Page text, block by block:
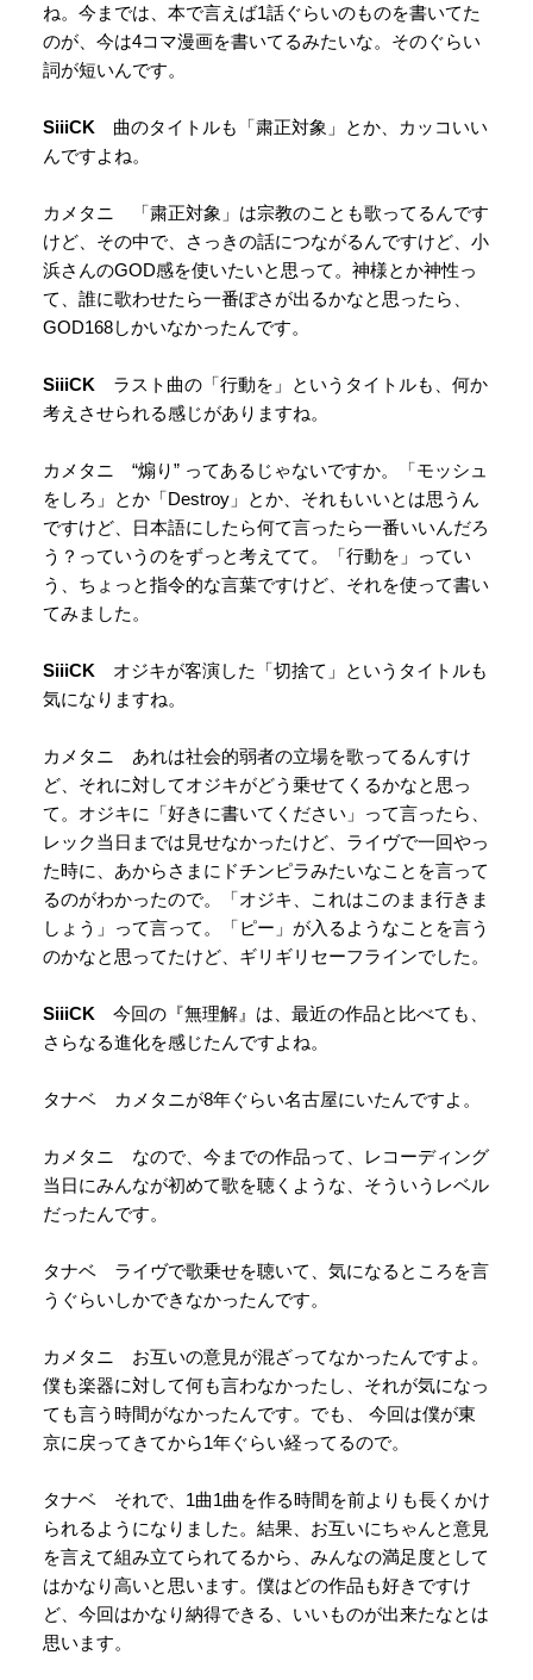
ね。今までは、本で言えば1話ぐらいのものを書いてた
のが、今は4コマ漫画を書いてるみたいな。そのぐらい
詞が短いんです。
SiiiCK 曲のタイトルも「粛正対象」とか、カッコいい
んですよね。
カメタニ 「粛正対象」は宗教のことも歌ってるんです
けど、その中で、さっきの話につながるんですけど、小
浜さんのGOD感を使いたいと思って。神様とか神性っ
て、誰に歌わせたら一番ぽさが出るかなと思ったら、
GOD168しかいなかったんです。
SiiiCK ラスト曲の「行動を」というタイトルも、何か
考えさせられる感じがありますね。
カメタニ “煽り” ってあるじゃないですか。「モッシュ
をしろ」とか「Destroy」とか、それもいいとは思うん
ですけど、日本語にしたら何て言ったら一番いいんだろ
う？っていうのをずっと考えてて。「行動を」ってい
う、ちょっと指令的な言葉ですけど、それを使って書い
てみました。
SiiiCK オジキが客演した「切捨て」というタイトルも
気になりますね。
カメタニ あれは社会的弱者の立場を歌ってるんすけ
ど、それに対してオジキがどう乗せてくるかなと思っ
て。オジキに「好きに書いてください」って言ったら、
レック当日までは見せなかったけど、ライヴで一回やっ
た時に、あからさまにドチンピラみたいなことを言って
るのがわかったので。「オジキ、これはこのまま行きま
しょう」って言って。「ピー」が入るようなことを言う
のかなと思ってたけど、ギリギリセーフラインでした。
SiiiCK 今回の『無理解』は、最近の作品と比べても、
さらなる進化を感じたんですよね。
タナベ カメタニが8年ぐらい名古屋にいたんですよ。
カメタニ なので、今までの作品って、レコーディング
当日にみんなが初めて歌を聴くような、そういうレベル
だったんです。
タナベ ライヴで歌乗せを聴いて、気になるところを言
うぐらいしかできなかったんです。
カメタニ お互いの意見が混ざってなかったんですよ。
僕も楽器に対して何も言わなかったし、それが気になっ
ても言う時間がなかったんです。でも、 今回は僕が東
京に戻ってきてから1年ぐらい経ってるので。
タナベ それで、1曲1曲を作る時間を前よりも長くかけ
られるようになりました。結果、お互いにちゃんと意見
を言えて組み立てられてるから、みんなの満足度として
はかなり高いと思います。僕はどの作品も好きですけ
ど、今回はかなり納得できる、いいものが出来たなとは
思います。